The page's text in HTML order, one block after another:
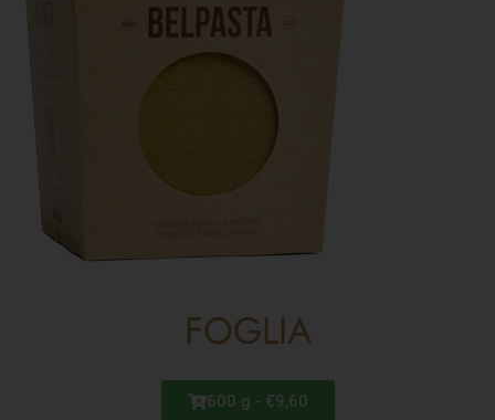
FOGLIA
600 g - €9,60